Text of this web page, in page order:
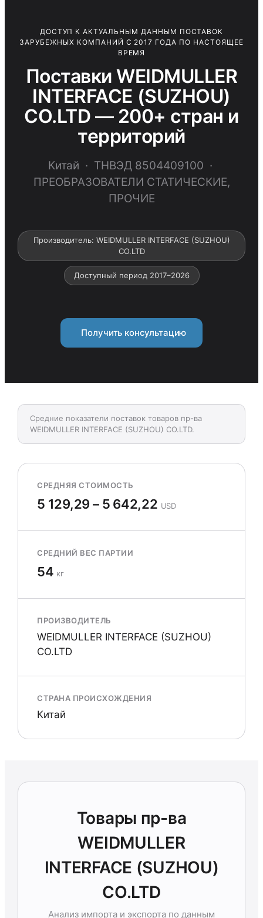
ДОСТУП К АКТУАЛЬНЫМ ДАННЫМ ПОСТАВОК
ЗАРУБЕЖНЫХ КОМПАНИЙ С 2017 ГОДА ПО НАСТОЯЩЕЕ
ВРЕМЯ
Поставки WEIDMULLER
INTERFACE (SUZHOU)
CO.LTD — 200+ стран и
территорий
Китай · ТНВЭД 8504409100 ·
ПРЕОБРАЗОВАТЕЛИ СТАТИЧЕСКИЕ,
ПРОЧИЕ
Производитель: WEIDMULLER INTERFACE (SUZHOU)
CO.LTD
Доступный период 2017–2026
Получить консультацию
Средние показатели поставок товаров пр-ва
WEIDMULLER INTERFACE (SUZHOU) CO.LTD.
СРЕДНЯЯ СТОИМОСТЬ
5 129,29 – 5 642,22 USD
СРЕДНИЙ ВЕС ПАРТИИ
54 кг
ПРОИЗВОДИТЕЛЬ
WEIDMULLER INTERFACE (SUZHOU)
CO.LTD
СТРАНА ПРОИСХОЖДЕНИЯ
Китай
Товары пр-ва
WEIDMULLER
INTERFACE (SUZHOU)
CO.LTD
Анализ импорта и экспорта по данным